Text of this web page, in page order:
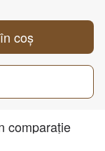
coș
comparație